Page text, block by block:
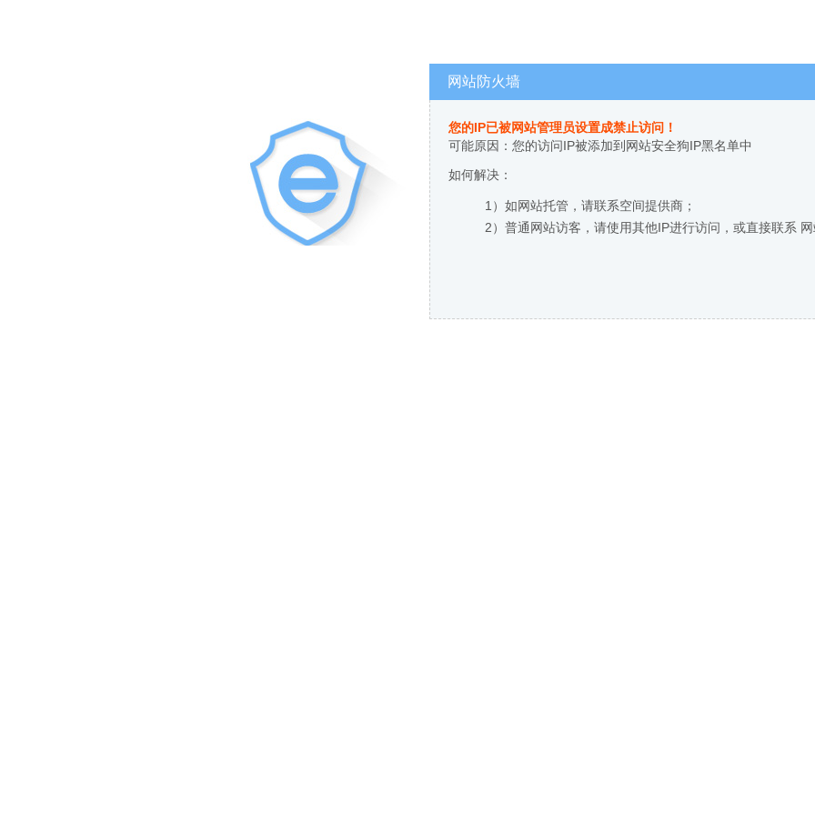
网站防火墙
您的IP已被网站管理员设置成禁止访问！
可能原因：您的访问IP被添加到网站安全狗IP黑名单中
如何解决：
1）如网站托管，请联系空间提供商；
2）普通网站访客，请使用其他IP进行访问，或直接联系 网